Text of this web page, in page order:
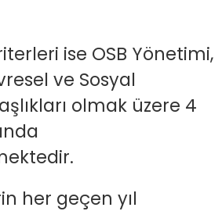
ise OSB Yönetimi,
ve Sosyal
olmak üzere 4
her geçen yıl